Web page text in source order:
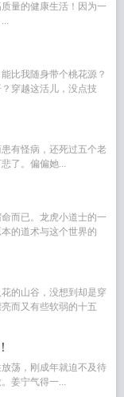
量的健康生活！因为一
比我随身带个桃花源？
穿越这活儿，没点技
有怪病，还死过五个老
了。偏偏她...
而已。龙虎小道士的一
的道术与这个世界的
的山谷，没想到却是穿
而又有些软弱的十五
荡，刚成年就迫不及待
姜宁气得一...